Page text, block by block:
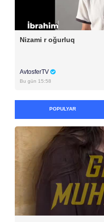
Nizami r oğurluq
AvtosferTV
Bu gün 15:58
POPULYAR